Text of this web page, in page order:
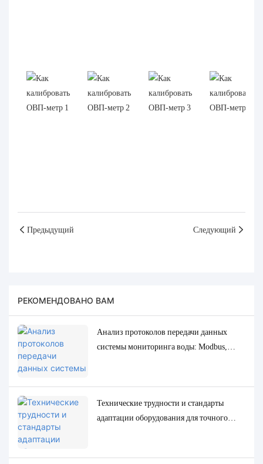
Предыдущий Следующий
РЕКОМЕНДОВАНО ВАМ
Анализ протоколов передачи данных
системы мониторинга воды: Modbus,
Технические трудности и стандарты
адаптации оборудования для точного